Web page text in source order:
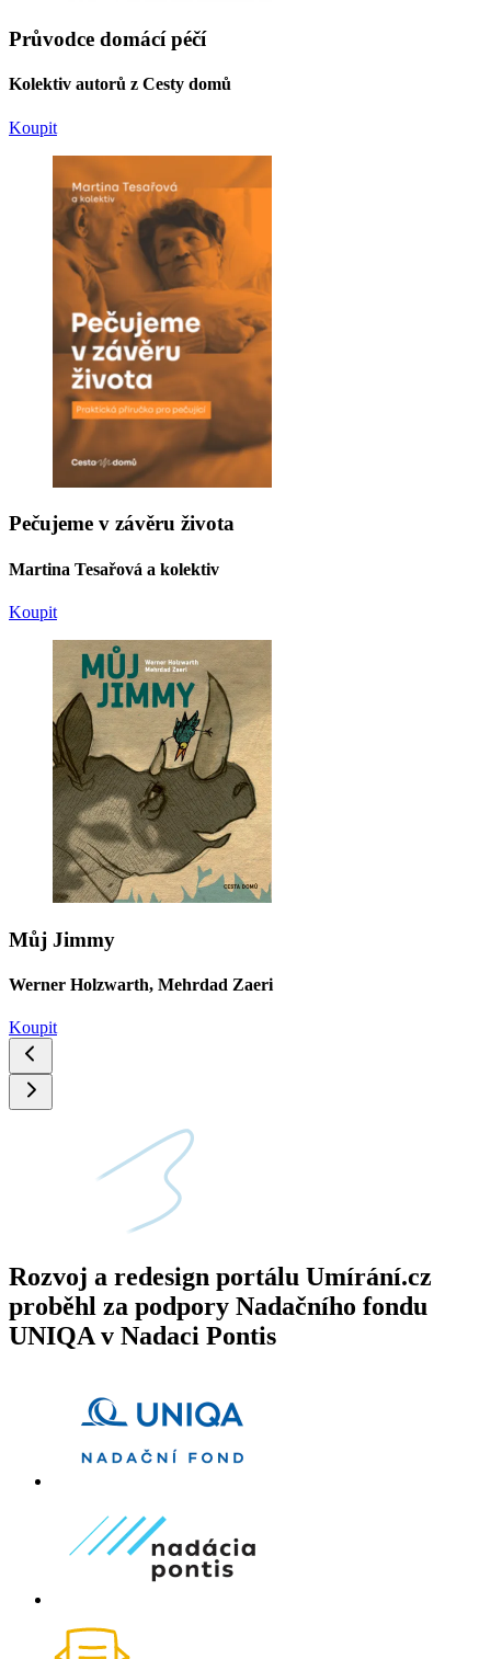
Průvodce domácí péčí
Kolektiv autorů z Cesty domů
Koupit
Pečujeme v závěru života
Martina Tesařová a kolektiv
Koupit
Můj Jimmy
Werner Holzwarth, Mehrdad Zaeri
Koupit
Rozvoj a redesign portálu Umírání.cz
proběhl za podpory Nadačního fondu
UNIQA v Nadaci Pontis